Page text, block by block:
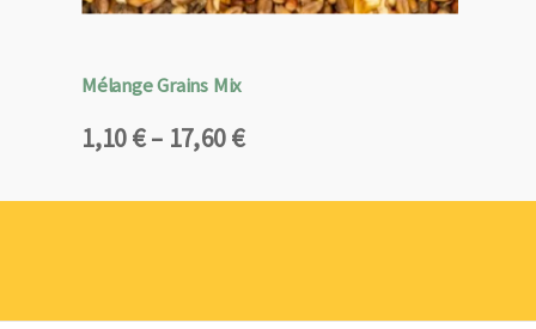
Mélange Grains Mix
1,10€– 17,60€
Plage
prix :